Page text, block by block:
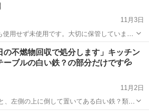
11月3日
りません。 【アピールポイント】
収納家具 カゴ
の不燃物回収で処分します」キッチン
ーブルの白い鉄？の部分だけです💦
11月2日
、左側の上に倒して置いてある白い鉄？類